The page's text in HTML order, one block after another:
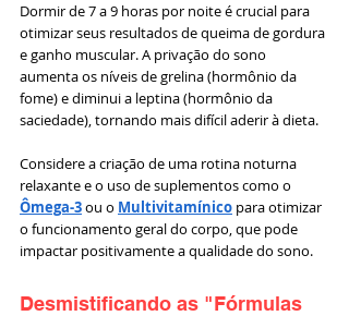
Dormir de 7 a 9 horas por noite é crucial para
otimizar seus resultados de queima de gordura
e ganho muscular. A privação do sono
aumenta os níveis de grelina (hormônio da
fome) e diminui a leptina (hormônio da
saciedade), tornando mais difícil aderir à dieta.
Considere a criação de uma rotina noturna
relaxante e o uso de suplementos como o
Ômega-3 ou o Multivitamínico para otimizar
o funcionamento geral do corpo, que pode
impactar positivamente a qualidade do sono.
Desmistificando as "Fórmulas